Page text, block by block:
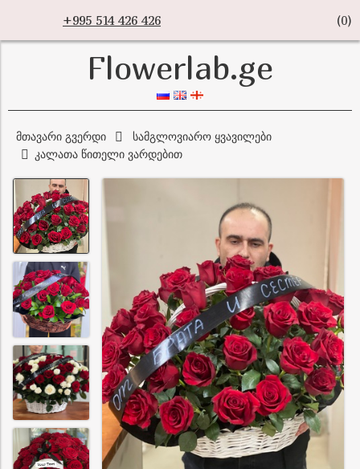
+995 514 426 426 (0)
Flowerlab.ge
მთავარი გვერდი
სამგლოვიარო ყვავილები
კალათა წითელი ვარდებით